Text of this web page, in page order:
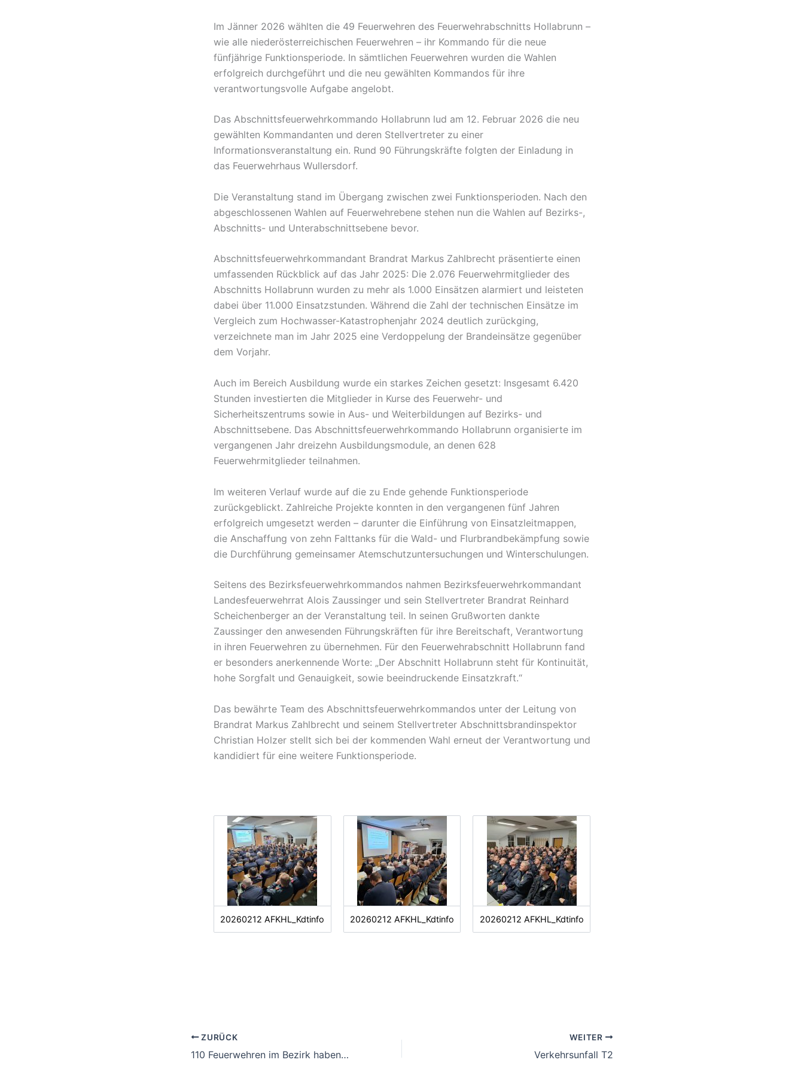
Im Jänner 2026 wählten die 49 Feuerwehren des Feuerwehrabschnitts Hollabrunn –
wie alle niederösterreichischen Feuerwehren – ihr Kommando für die neue
fünfjährige Funktionsperiode. In sämtlichen Feuerwehren wurden die Wahlen
erfolgreich durchgeführt und die neu gewählten Kommandos für ihre
verantwortungsvolle Aufgabe angelobt.
Das Abschnittsfeuerwehrkommando Hollabrunn lud am 12. Februar 2026 die neu
gewählten Kommandanten und deren Stellvertreter zu einer
Informationsveranstaltung ein. Rund 90 Führungskräfte folgten der Einladung in
das Feuerwehrhaus Wullersdorf.
Die Veranstaltung stand im Übergang zwischen zwei Funktionsperioden. Nach den
abgeschlossenen Wahlen auf Feuerwehrebene stehen nun die Wahlen auf Bezirks-,
Abschnitts- und Unterabschnittsebene bevor.
Abschnittsfeuerwehrkommandant Brandrat Markus Zahlbrecht präsentierte einen
umfassenden Rückblick auf das Jahr 2025: Die 2.076 Feuerwehrmitglieder des
Abschnitts Hollabrunn wurden zu mehr als 1.000 Einsätzen alarmiert und leisteten
dabei über 11.000 Einsatzstunden. Während die Zahl der technischen Einsätze im
Vergleich zum Hochwasser-Katastrophenjahr 2024 deutlich zurückging,
verzeichnete man im Jahr 2025 eine Verdoppelung der Brandeinsätze gegenüber
dem Vorjahr.
Auch im Bereich Ausbildung wurde ein starkes Zeichen gesetzt: Insgesamt 6.420
Stunden investierten die Mitglieder in Kurse des Feuerwehr- und
Sicherheitszentrums sowie in Aus- und Weiterbildungen auf Bezirks- und
Abschnittsebene. Das Abschnittsfeuerwehrkommando Hollabrunn organisierte im
vergangenen Jahr dreizehn Ausbildungsmodule, an denen 628
Feuerwehrmitglieder teilnahmen.
Im weiteren Verlauf wurde auf die zu Ende gehende Funktionsperiode
zurückgeblickt. Zahlreiche Projekte konnten in den vergangenen fünf Jahren
erfolgreich umgesetzt werden – darunter die Einführung von Einsatzleitmappen,
die Anschaffung von zehn Falttanks für die Wald- und Flurbrandbekämpfung sowie
die Durchführung gemeinsamer Atemschutzuntersuchungen und Winterschulungen.
Seitens des Bezirksfeuerwehrkommandos nahmen Bezirksfeuerwehrkommandant
Landesfeuerwehrrat Alois Zaussinger und sein Stellvertreter Brandrat Reinhard
Scheichenberger an der Veranstaltung teil. In seinen Grußworten dankte
Zaussinger den anwesenden Führungskräften für ihre Bereitschaft, Verantwortung
in ihren Feuerwehren zu übernehmen. Für den Feuerwehrabschnitt Hollabrunn fand
er besonders anerkennende Worte: „Der Abschnitt Hollabrunn steht für Kontinuität,
hohe Sorgfalt und Genauigkeit, sowie beeindruckende Einsatzkraft.“
Das bewährte Team des Abschnittsfeuerwehrkommandos unter der Leitung von
Brandrat Markus Zahlbrecht und seinem Stellvertreter Abschnittsbrandinspektor
Christian Holzer stellt sich bei der kommenden Wahl erneut der Verantwortung und
kandidiert für eine weitere Funktionsperiode.
20260212 AFKHL_Kdtinfo 20260212 AFKHL_Kdtinfo 20260212 AFKHL_Kdtinfo
ZURÜCK
110 Feuerwehren im Bezirk haben gewählt
WEITER
Verkehrsunfall T2